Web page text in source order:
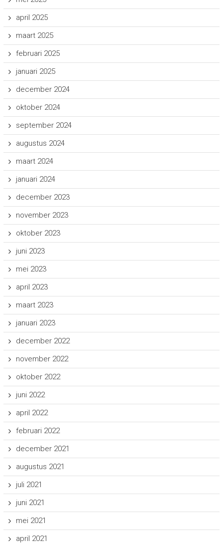
april 2025
maart 2025
februari 2025
januari 2025
december 2024
oktober 2024
september 2024
augustus 2024
maart 2024
januari 2024
december 2023
november 2023
oktober 2023
juni 2023
mei 2023
april 2023
maart 2023
januari 2023
december 2022
november 2022
oktober 2022
juni 2022
april 2022
februari 2022
december 2021
augustus 2021
juli 2021
juni 2021
mei 2021
april 2021